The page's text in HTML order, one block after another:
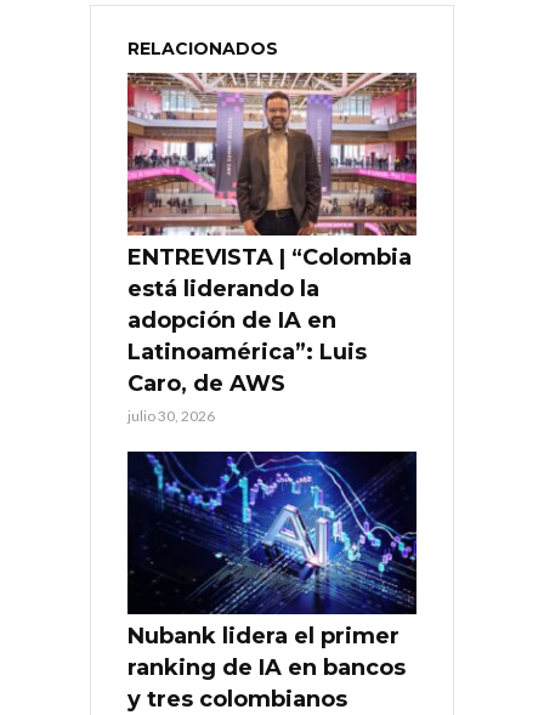
RELACIONADOS
ENTREVISTA | “Colombia
está liderando la
adopción de IA en
Latinoamérica”: Luis
Caro, de AWS
julio 30, 2026
Nubank lidera el primer
ranking de IA en bancos
y tres colombianos